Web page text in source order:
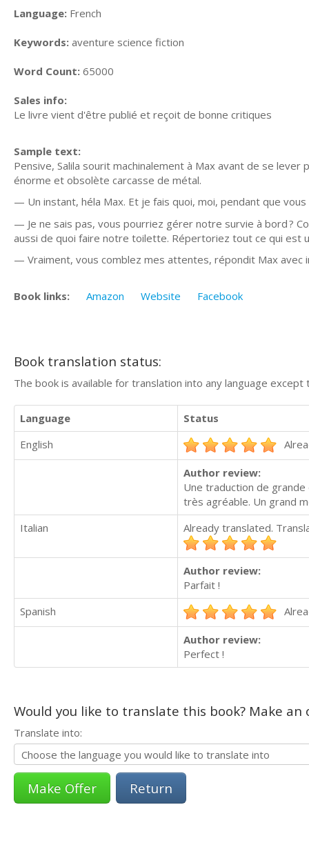
Language: French
Keywords: aventure science fiction
Word Count: 65000
Sales info:
Le livre vient d'être publié et reçoit de bonne critiques
Sample text:
Pensive, Salila sourit machinalement à Max avant de se
énorme et obsolète carcasse de métal.
— Un instant, héla Max. Et je fais quoi, moi, pendant que vous
— Je ne sais pas, vous pourriez gérer notre survie à bord ?
aussi de quoi faire notre toilette. Répertoriez tout ce qui est
— Vraiment, vous comblez mes attentes, répondit Max avec
Book links: Amazon Website Facebook
Book translation status:
The book is available for translation into any language
Language
Status
English
Author review:
Une traduction de
très agréable. Un grand
Italian
Already translated.
Author review:
Parfait !
Spanish
Author review:
Perfect !
Would you like to translate this book? Make
Translate into:
Return